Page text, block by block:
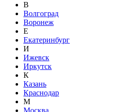
В
Волгоград
Воронеж
Е
Екатеринбург
И
Ижевск
Иркутск
К
Казань
Краснодар
М